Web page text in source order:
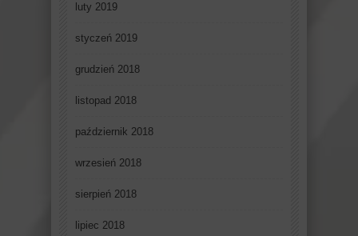
luty 2019
styczeń 2019
grudzień 2018
listopad 2018
październik 2018
wrzesień 2018
sierpień 2018
lipiec 2018